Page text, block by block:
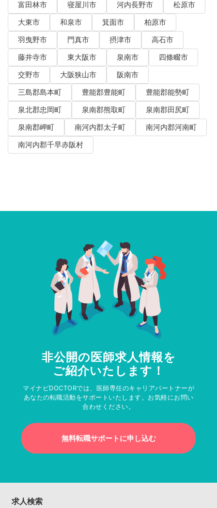
富田林市
寝屋川市 河内長野市
松原市
大東市
和泉市 箕面市
柏原市
羽曳野市
門真市 摂津市
高石市
藤井寺市
東大阪市 泉南市
四條畷市
交野市
大阪狭山市
阪南市
三島郡島本町
豊能郡豊能町
豊能郡能勢町
泉北郡忠岡町
泉南郡熊取町
泉南郡田尻町
泉南郡岬町
南河内郡太子町
南河内郡河南町
南河内郡千早赤阪村
非公開の医師求人情報を
ご紹介いたします！
マイナビDOCTORでは、医師専任のキャリアパートナーが
あなたの転職活動をサポートいたします。お気軽にお問い
合わせください。
無料転職サポートに申し込む
求人検索